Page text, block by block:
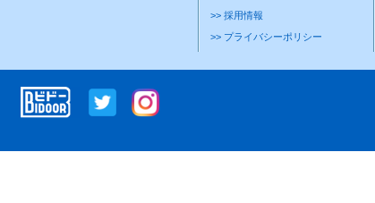
>> 採用情報
>> プライバシーポリシー